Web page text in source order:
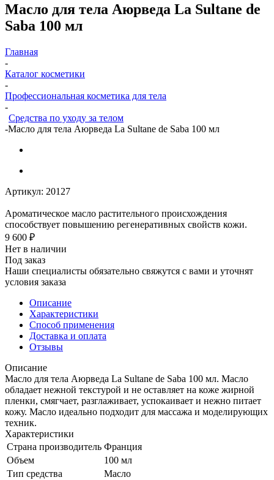
Масло для тела Аюрведа La Sultane de
Saba 100 мл
Главная
-
Каталог косметики
-
Профессиональная косметика для тела
-
Средства по уходу за телом
-Масло для тела Аюрведа La Sultane de Saba 100 мл
Артикул: 20127
Ароматическое масло растительного происхождения
способствует повышению регенеративных свойств кожи.
9 600 ₽
Нет в наличии
Под заказ
Наши специалисты обязательно свяжутся с вами и уточнят
условия заказа
Описание
Характеристики
Способ применения
Доставка и оплата
Отзывы
Описание
Масло для тела Аюрведа La Sultane de Saba 100 мл. Масло
обладает нежной текстурой и не оставляет на коже жирной
пленки, смягчает, разглаживает, успокаивает и нежно питает
кожу. Масло идеально подходит для массажа и моделирующих
техник.
Характеристики
Страна производитель Франция
Объем
100 мл
Тип средства
Масло